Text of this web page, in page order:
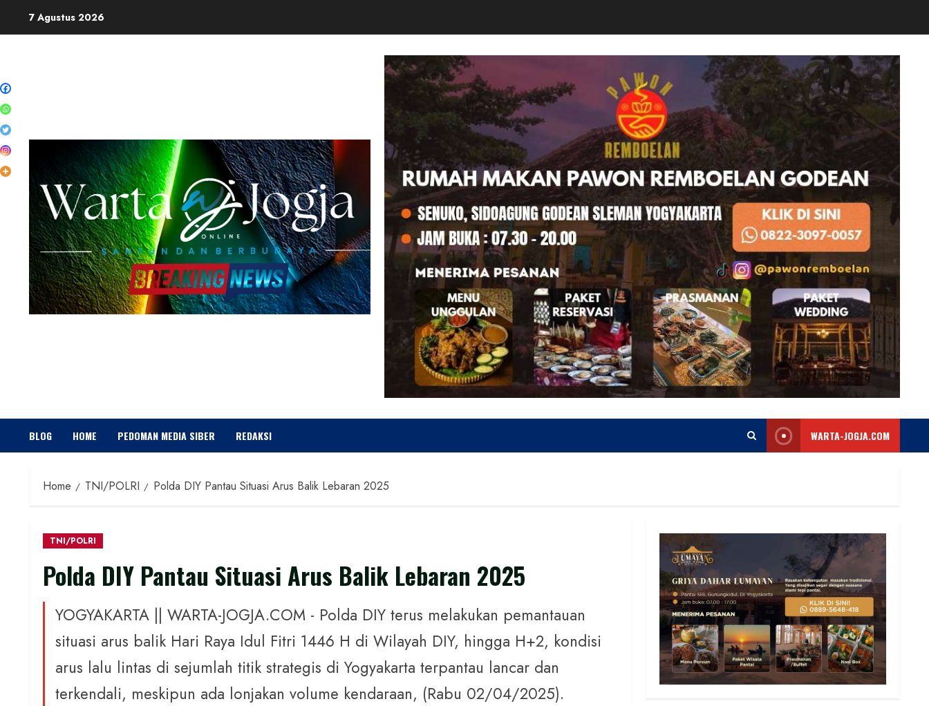
7 Agustus 2026
BLOG HOME PEDOMAN MEDIA SIBER REDAKSI WARTA-JOGJA.COM
Home TNI/POLRI Polda DIY Pantau Situasi Arus Balik Lebaran 2025
TNI/POLRI
Polda DIY Pantau Situasi Arus Balik Lebaran 2025
YOGYAKARTA || WARTA-JOGJA.COM - Polda DIY terus melakukan pemantauan
situasi arus balik Hari Raya Idul Fitri 1446 H di Wilayah DIY, hingga H+2, kondisi
arus lalu lintas di sejumlah titik strategis di Yogyakarta terpantau lancar dan
terkendali, meskipun ada lonjakan volume kendaraan, (Rabu 02/04/2025).